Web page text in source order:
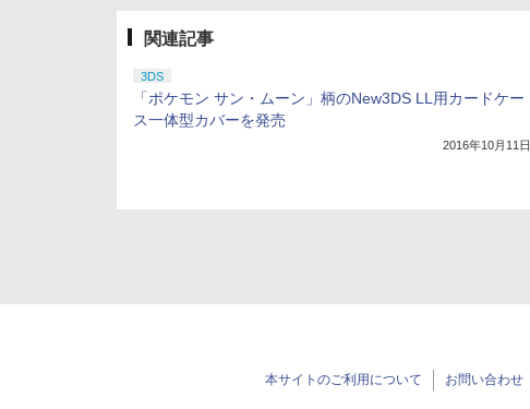
関連記事
3DS
「ポケモン サン・ムーン」柄のNew3DS LL用カードケー
ス一体型カバーを発売
2016年10月11日
本サイトのご利用について お問い合わせ